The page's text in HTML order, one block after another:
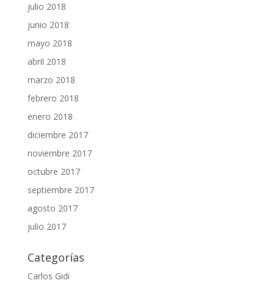
julio 2018
junio 2018
mayo 2018
abril 2018
marzo 2018
febrero 2018
enero 2018
diciembre 2017
noviembre 2017
octubre 2017
septiembre 2017
agosto 2017
julio 2017
Categorías
Carlos Gidi